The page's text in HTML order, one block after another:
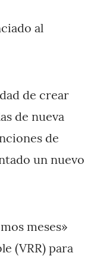
al
de crear
de nueva
de
un nuevo
meses»
(VRR) para